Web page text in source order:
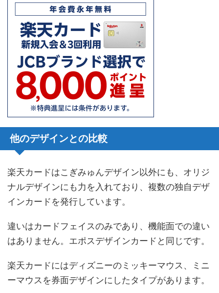
他のデザインとの比較
楽天カードはこぎみゅんデザイン以外にも、オリジ
ナルデザインにも力を入れており、複数の独自デザ
インカードを発行しています。
違いはカードフェイスのみであり、機能面での違い
はありません。エポスデザインカードと同じです。
楽天カードにはディズニーのミッキーマウス、ミニ
ーマウスを券面デザインにしたタイプがあります。